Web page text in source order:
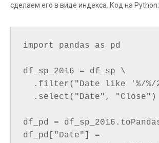
сделаем его в виде индекса. Код на Python:
import pandas as pd
df_sp_2016 = df_sp \
df_pd =
df_pd["Date"] =